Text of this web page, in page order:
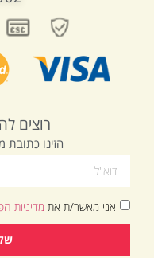
רוצים
הזינו כתובת
אני מאשר/ת את מדיניות